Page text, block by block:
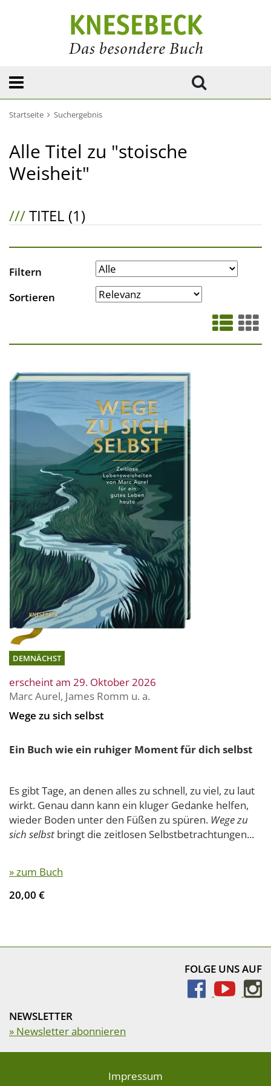
Startseite Suchergebnis
Alle Titel zu "stoische
Weisheit"
///TITEL (1)
Filtern
Sortieren
DEMNÄCHST
erscheint am 29. Oktober 2026
Marc Aurel, James Romm u. a.
Wege zu sich selbst
Ein Buch wie ein ruhiger Moment für dich selbst
Es gibt Tage, an denen alles zu schnell, zu viel, zu laut
wirkt. Genau dann kann ein kluger Gedanke helfen,
wieder Boden unter den Füßen zu spüren. Wege zu
sich selbst bringt die zeitlosen Selbstbetrachtungen...
» zum Buch
20,00 €
FOLGE UNS AUF
NEWSLETTER
» Newsletter abonnieren
Impressum